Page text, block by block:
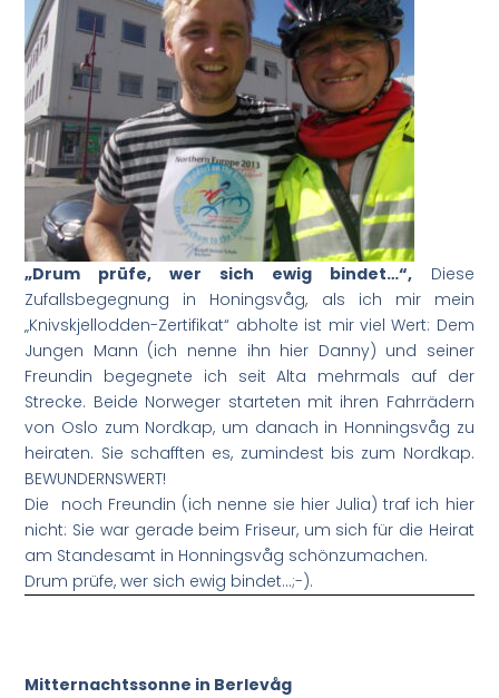
„Drum prüfe, wer sich ewig bindet…“,Diese
Zufallsbegegnung in Honingsvåg, als ich mir mein
„Knivskjellodden-Zertifikat“ abholte ist mir viel Wert: Dem
Jungen Mann (ich nenne ihn hier Danny) und seiner
Freundin begegnete ich seit Alta mehrmals auf der
Strecke. Beide Norweger starteten mit ihren Fahrrädern
von Oslo zum Nordkap, um danach in Honningsvåg zu
heiraten. Sie schafften es, zumindest bis zum Nordkap.
BEWUNDERNSWERT!
Die noch Freundin (ich nenne sie hier Julia) traf ich hier
nicht: Sie war gerade beim Friseur, um sich für die Heirat
am Standesamt in Honningsvåg schönzumachen.
Drum prüfe, wer sich ewig bindet…;-).
Mitternachtssonne in Berlevåg